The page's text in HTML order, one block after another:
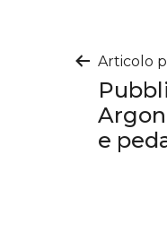
Articolo
e